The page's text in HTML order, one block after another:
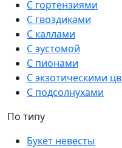
С гортензиями
С гвоздиками
С каллами
С эустомой
С пионами
С экзотическими
С подсолнухами
По типу
Букет невесты